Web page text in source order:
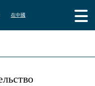
在中國